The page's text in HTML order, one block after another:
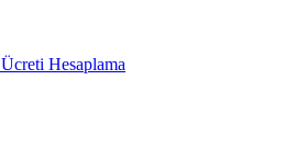
Hesaplama